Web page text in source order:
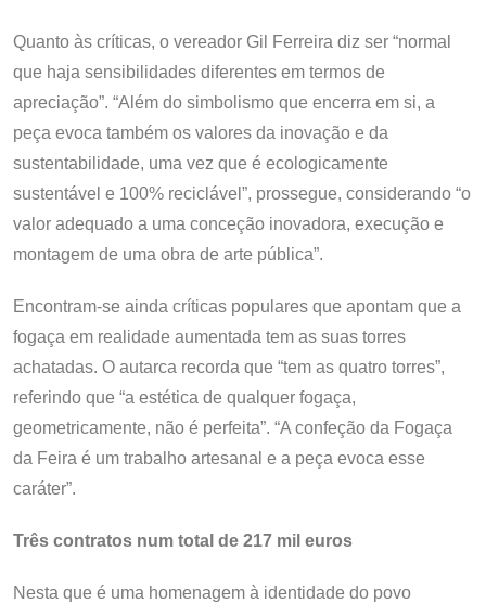
Quanto às críticas, o vereador Gil Ferreira diz ser “normal
que haja sensibilidades diferentes em termos de
apreciação”. “Além do simbolismo que encerra em si, a
peça evoca também os valores da inovação e da
sustentabilidade, uma vez que é ecologicamente
sustentável e 100% reciclável”, prossegue, considerando “o
valor adequado a uma conceção inovadora, execução e
montagem de uma obra de arte pública”.
Encontram-se ainda críticas populares que apontam que a
fogaça em realidade aumentada tem as suas torres
achatadas. O autarca recorda que “tem as quatro torres”,
referindo que “a estética de qualquer fogaça,
geometricamente, não é perfeita”. “A confeção da Fogaça
da Feira é um trabalho artesanal e a peça evoca esse
caráter”.
Três contratos num total de 217 mil euros
Nesta que é uma homenagem à identidade do povo